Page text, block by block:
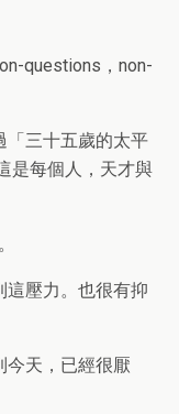
questions，non-
「三十五歲的太平
是每個人，天才與
這壓力。也很有抑
今天，已經很厭